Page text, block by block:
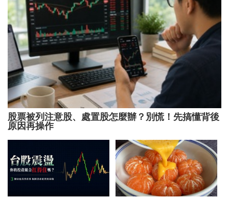
股票被列注意股、處置股怎麼辦？別慌！先搞懂背後
原因再操作